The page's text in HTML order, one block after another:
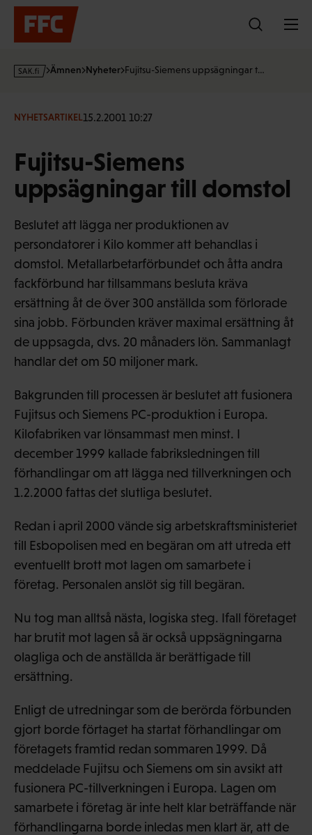
Hoppa
innehållet
s
·
Ämnen Nyheter Fujitsu-Siemens uppsägningar t…
NYHETSARTIKEL15.2.2001 10:27
Fujitsu-Siemens
uppsägningar till domstol
Beslutet att lägga ner produktionen av
persondatorer i Kilo kommer att behandlas i
domstol. Metallarbetarförbundet och åtta andra
fackförbund har tillsammans besluta kräva
ersättning åt de över 300 anställda som förlorade
sina jobb. Förbunden kräver maximal ersättning åt
de uppsagda, dvs. 20 månaders lön. Sammanlagt
handlar det om 50 miljoner mark.
Bakgrunden till processen är beslutet att fusionera
Fujitsus och Siemens PC-produktion i Europa.
Kilofabriken var lönsammast men minst. I
december 1999 kallade fabriksledningen till
förhandlingar om att lägga ned tillverkningen och
1.2.2000 fattas det slutliga beslutet.
Redan i april 2000 vände sig arbetskraftsministeriet
till Esbopolisen med en begäran om att utreda ett
eventuellt brott mot lagen om samarbete i
företag. Personalen anslöt sig till begäran.
Nu tog man alltså nästa, logiska steg. Ifall företaget
har brutit mot lagen så är också uppsägningarna
olagliga och de anställda är berättigade till
ersättning.
Enligt de utredningar som de berörda förbunden
gjort borde förtaget ha startat förhandlingar om
företagets framtid redan sommaren 1999. Då
meddelade Fujitsu och Siemens om sin avsikt att
fusionera PC-tillverkningen i Europa. Lagen om
samarbete i företag är inte helt klar beträffande när
förhandlingarna borde inledas men klart är, att de